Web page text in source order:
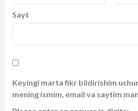
Sayt
Keyingi marta fikr bildirishim
mening ismim, email va saytim